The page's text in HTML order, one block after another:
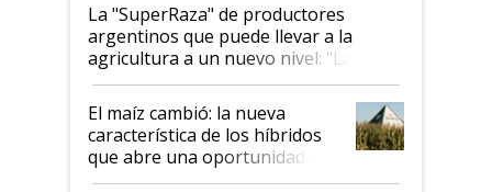
La "SuperRaza" de productores
argentinos que puede llevar a la
agricultura a un nuevo nivel: "Las
posibilidades de crecimiento son
infinitas"
El maíz cambió: la nueva
característica de los híbridos
que abre una oportunidad en
el lote